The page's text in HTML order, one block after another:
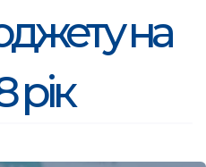
на
рік